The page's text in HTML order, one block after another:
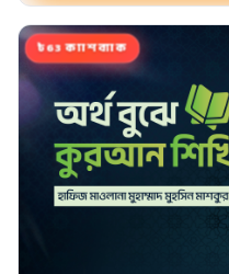
৳63 ক্যাশব্যাক